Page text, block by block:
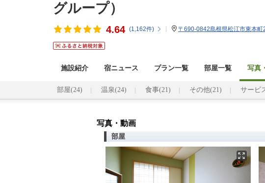
グループ）
4.64 (1,162件) 〒690-0842島根県松江市東本町
施設紹介 宿ニュース プラン一覧 部屋一覧 写真
部屋(24) 温泉(24) 食事(21) その他(21) サービ
写真・動画
部屋